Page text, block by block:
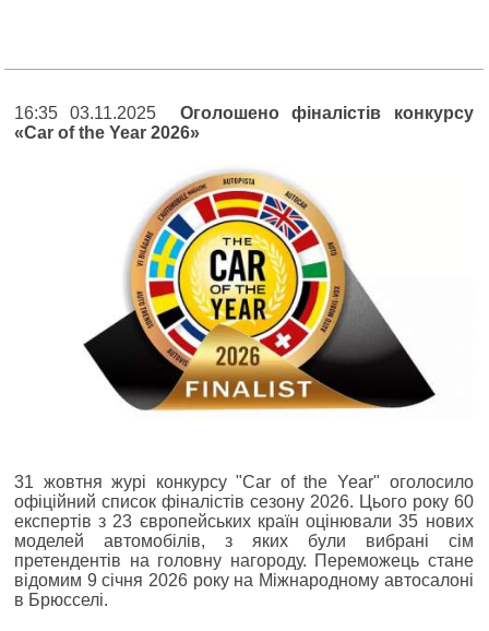
16:35 03.11.2025Оголошено фіналістів конкурсу
«Car of the Year 2026»
31 жовтня журі конкурсу "Car of the Year" оголосило
офіційний список фіналістів сезону 2026. Цього року 60
експертів з 23 європейських країн оцінювали 35 нових
моделей автомобілів, з яких були вибрані сім
претендентів на головну нагороду. Переможець стане
відомим 9 січня 2026 року на Міжнародному автосалоні
в Брюсселі.